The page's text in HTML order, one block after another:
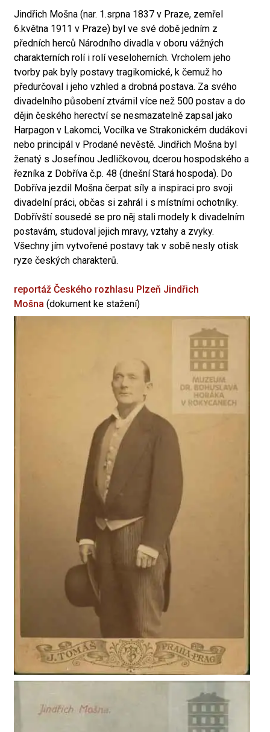
Jindřich Mošna (nar. 1.srpna 1837 v Praze, zemřel
6.května 1911 v Praze) byl ve své době jedním z
předních herců Národního divadla v oboru vážných
charakterních rolí i rolí veseloherních. Vrcholem jeho
tvorby pak byly postavy tragikomické, k čemuž ho
předurčoval i jeho vzhled a drobná postava. Za svého
divadelního působení ztvárnil více než 500 postav a do
dějin českého herectví se nesmazatelně zapsal jako
Harpagon v Lakomci, Vocílka ve Strakonickém dudákovi
nebo principál v Prodané nevěstě. Jindřich Mošna byl
ženatý s Josefínou Jedličkovou, dcerou hospodského a
řezníka z Dobříva č.p. 48 (dnešní Stará hospoda). Do
Dobříva jezdil Mošna čerpat síly a inspiraci pro svoji
divadelní práci, občas si zahrál i s místními ochotníky.
Dobřívští sousedé se pro něj stali modely k divadelním
postavám, studoval jejich mravy, vztahy a zvyky.
Všechny jím vytvořené postavy tak v sobě nesly otisk
ryze českých charakterů.
reportáž Českého rozhlasu Plzeň Jindřich
Mošna (dokument ke stažení)